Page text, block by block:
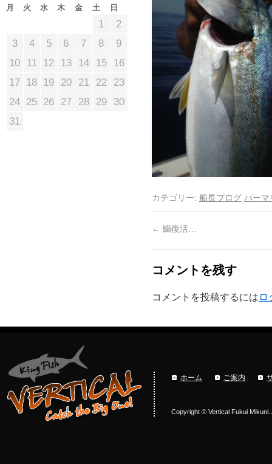
カテゴリー: 船長ブログ パーマ
← 鰤復活…
コメントを残す
コメントを投稿するには ロ
月 火 水 木 金 土 日
1
2
3
4 5 6 7 8
9
10
11 12 13 14 15
16
17 18 19 20 21 22
23
24 25 26 27 28 29
30
31
ホーム ご案内
Copyright © Vertical Fukui